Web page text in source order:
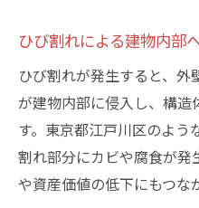
ひび割れによる建物内部
ひび割れが発生すると、
が建物内部に侵入し、構造
す。東京都江戸川区のよう
割れ部分にカビや腐食が
や資産価値の低下にもつな